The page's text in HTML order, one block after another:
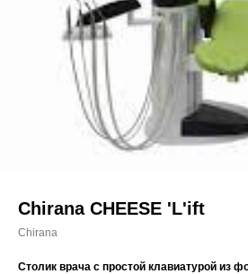
Chirana CHEESE 'L'ift
Сhirana
Столик врача с простой клавиатурой из